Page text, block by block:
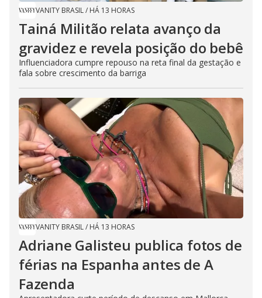
VANITY BRASIL/ HÁ 13 HORAS
Tainá Militão relata avanço da
gravidez e revela posição do bebê
Influenciadora cumpre repouso na reta final da gestação e
fala sobre crescimento da barriga
VANITY BRASIL/ HÁ 13 HORAS
Adriane Galisteu publica fotos de
férias na Espanha antes de A
Fazenda